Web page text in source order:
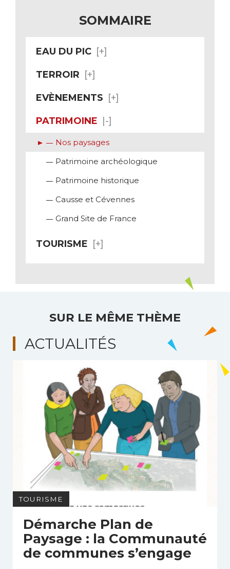
SOMMAIRE
EAU DU PIC
TERROIR
EVÈNEMENTS
PATRIMOINE
Nos paysages
Patrimoine archéologique
Patrimoine historique
Causse et Cévennes
Grand Site de France
TOURISME
SUR LE MÊME THÈME
ACTUALITÉS
TOURISME
Démarche Plan de
Paysage : la Communauté
de communes s’engage